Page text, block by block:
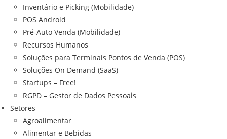
Inventário e Picking (Mobilidade)
POS Android
Pré-Auto Venda (Mobilidade)
Recursos Humanos
Soluções para Terminais Pontos de Venda (POS)
Soluções On Demand (SaaS)
Startups – Free!
RGPD – Gestor de Dados Pessoais
Setores
Agroalimentar
Alimentar e Bebidas